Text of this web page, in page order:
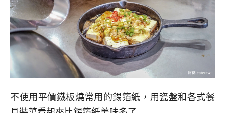
不使用平價鐵板燒常用的錫箔紙，用瓷盤和各式餐